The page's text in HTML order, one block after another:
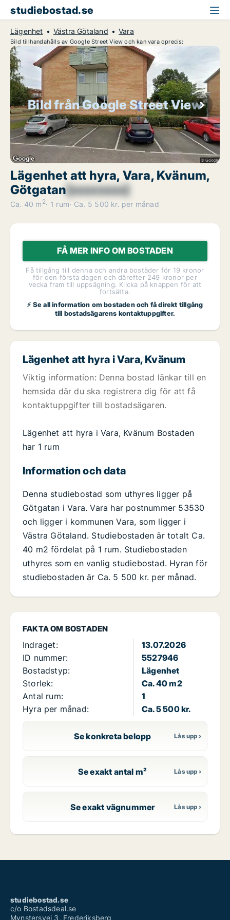
studiebostad.se
Lägenhet Västra Götaland Vara
Bild tillhandahålls av Google Street View och kan vara oprecis:
Bild från Google Street View
Lägenhet att hyra, Vara, Kvänum,
Götgatan[xxxxxxxx]
Ca. 40 m 2 1 rum Ca. 5 500 kr. per månad
FÅ MER INFO OM BOSTADEN
Få tillgång till denna och andra bostäder för 19 kronor
för den första dagen och därefter 249 kronor per
vecka fram till uppsägning. Klicka på knappen för att
fortsätta.
⚡ Se all information om bostaden och få direkt tillgång
till bostadsägarens kontaktuppgifter.
FAKTA OM BOSTADEN
Indraget:
13.07.2026
ID nummer:
5527946
Bostadstyp:
Lägenhet
Storlek:
Ca. 40 m2
Antal rum:
1
Hyra per månad:
Ca. 5 500 kr.
Se konkreta belopp
Se exakt antal m²
Se exakt vägnummer
Lägenhet att hyra i Vara, Kvänum
Viktig information: Denna bostad länkar till en
hemsida där du ska registrera dig för att få
kontaktuppgifter till bostadsägaren.
Lägenhet att hyra i Vara, Kvänum Bostaden
har 1 rum
Information och data
Denna studiebostad som uthyres ligger på
Götgatan i Vara. Vara har postnummer 53530
och ligger i kommunen Vara, som ligger i
Västra Götaland. Studiebostaden är totalt Ca.
40 m2 fördelat på 1 rum. Studiebostaden
uthyres som en vanlig studiebostad. Hyran för
studiebostaden är Ca. 5 500 kr. per månad.
studiebostad.se
c/o Bostadsdeal.se
Mynstersvej 3, Frederiksberg